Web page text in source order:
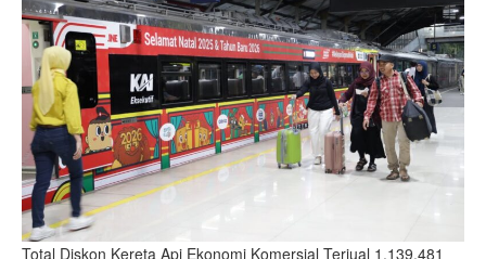
Total Diskon Kereta Api Ekonomi Komersial Terjual 1.139.481